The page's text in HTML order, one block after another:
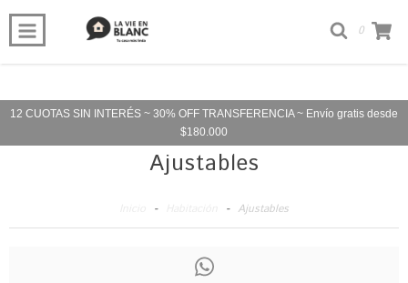
0
12 CUOTAS SIN INTERÉS ~ 30% OFF TRANSFERENCIA ~ Envío gratis desde
$180.000
Ajustables
- - Ajustables